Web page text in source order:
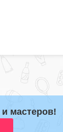
мастеров!